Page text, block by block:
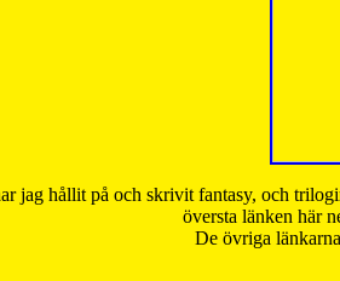
jag hållit på och skrivit fantasy, och
översta länken här
De övriga